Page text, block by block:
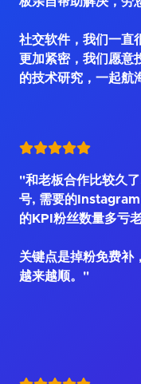
社交软件，我们一直
更加紧密，我们愿意
的技术研究，一起航
"和老板合作比较久
号, 需要的
的KPI粉丝数量多亏
关键点是掉粉免费补
越来越顺。"